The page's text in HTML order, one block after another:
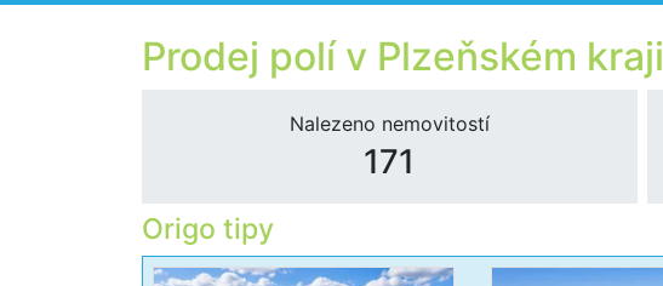
Prodej polí v Plzeňském kraji
Nalezeno nemovitostí
171
Origo tipy